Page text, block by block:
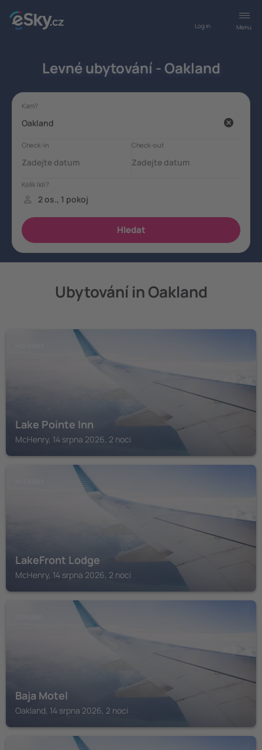
Menu
Log in
Levné ubytování - Oakland
Ubytování in Oakland
Lake Pointe Inn
McHenry, 14 srpna 2026, 2 noci
LakeFront Lodge
McHenry, 14 srpna 2026, 2 noci
Baja Motel
Oakland, 14 srpna 2026, 2 noci